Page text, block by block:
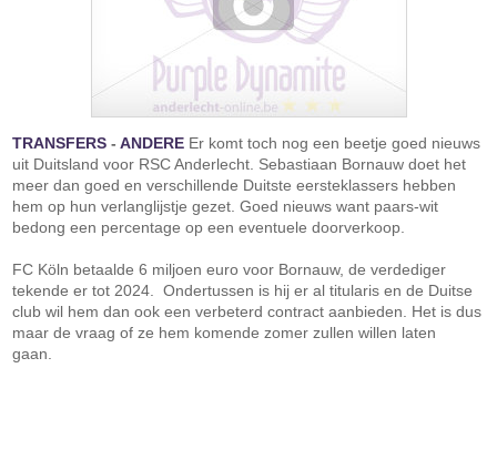
TRANSFERS -ANDERE Er komt toch nog een beetje goed nieuws
uit Duitsland voor RSC Anderlecht. Sebastiaan Bornauw doet het
meer dan goed en verschillende Duitste eersteklassers hebben
hem op hun verlanglijstje gezet. Goed nieuws want paars-wit
bedong een percentage op een eventuele doorverkoop.
FC Köln betaalde 6 miljoen euro voor Bornauw, de verdediger
tekende er tot 2024. Ondertussen is hij er al titularis en de Duitse
club wil hem dan ook een verbeterd contract aanbieden. Het is dus
maar de vraag of ze hem komende zomer zullen willen laten
gaan.